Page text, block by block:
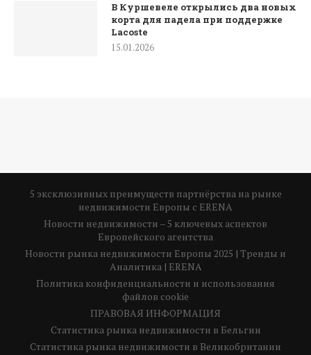
В Куршевеле открылись два новых
корта для падела при поддержке
Lacoste
15.01.2026
5 эксклюзивных преимуществ партнёрства на рынке
недвижимости Европы с ERENA
Новости недвижимости – 5 ключевых аспектов
Европейского агентства
Новости рынка недвижимости Европы 2025 | Тренды и
Аналитика | ERENA
Политика конфиденциальности и использования
файлов cookie
ПРАВОВАЯ ИНФОРМАЦИЯ
Статистика рынка недвижимости в Бельгии
Статистика рынка недвижимости в Великобритании